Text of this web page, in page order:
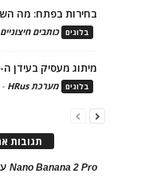
בחירות בפתח: מה
בלוגים כותבים חיצוניים
מיתוג מעסיק בעידן ה-AI: המנוע הכלכלי של גיוס ושימור טלנטים
בלוגים מערכת HRus -
תגובות
Nano Banana 2 Pro